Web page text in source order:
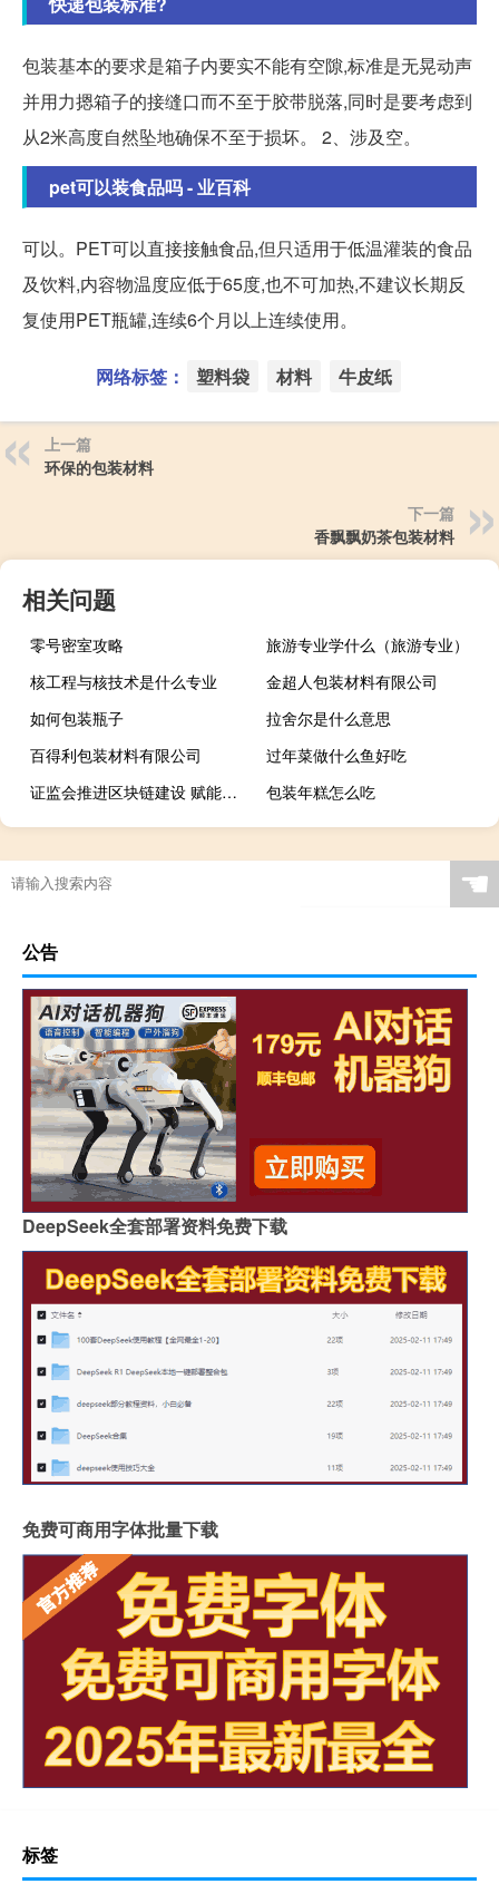
包装基本的要求是箱子内要实不能有空隙,标准是无晃动声
并用力摁箱子的接缝口而不至于胶带脱落,同时是要考虑到
从2米高度自然坠地确保不至于损坏。 2、涉及空。
pet可以装食品吗 - 业百科
可以。PET可以直接接触食品,但只适用于低温灌装的食品
及饮料,内容物温度应低于65度,也不可加热,不建议长期反
复使用PET瓶罐,连续6个月以上连续使用。
网络标签： 塑料袋 材料 牛皮纸
上一篇
环保的包装材料
下一篇
香飘飘奶茶包装材料
相关问题
零号密室攻略
旅游专业学什么（旅游专业）
核工程与核技术是什么专业
金超人包装材料有限公司
如何包装瓶子
拉舍尔是什么意思
百得利包装材料有限公司
过年菜做什么鱼好吃
证监会推进区块链建设 赋能区域性股权市场
包装年糕怎么吃
☚
公告
DeepSeek全套部署资料免费下载
免费可商用字体批量下载
标签